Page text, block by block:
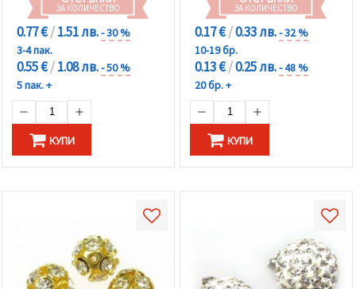
ЗА КОЛИЧЕСТВО
0.77 €/1.51 лв.- 30 %
3-4 пак.
0.55 €/1.08 лв.- 50 %
5 пак. +
КУПИ
ЗА КОЛИЧЕСТВО
0.17 €/0.33 лв.- 32 %
10-19 бр.
0.13 €/0.25 лв.- 48 %
20 бр. +
КУПИ